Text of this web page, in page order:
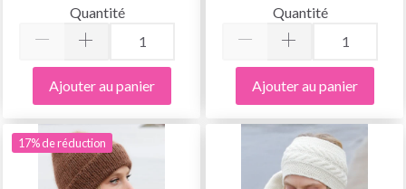
Quantité
Ajouter au panier
Quantité
Ajouter au panier
17% de réduction